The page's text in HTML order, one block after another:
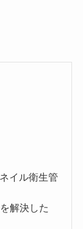
イル衛生管
決した